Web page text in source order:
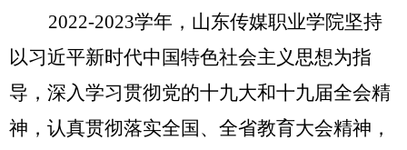
2022-2023学年 ， 山东传媒职业学院坚持
以习近平新时代中国特色社会主义思想为指
导，深入学习贯彻党的十九大和十九届全会精
神，认真贯彻落实全国、全省教育大会精神，